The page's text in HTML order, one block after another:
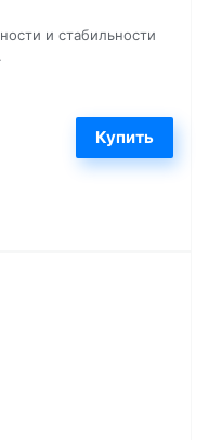
и стабильности